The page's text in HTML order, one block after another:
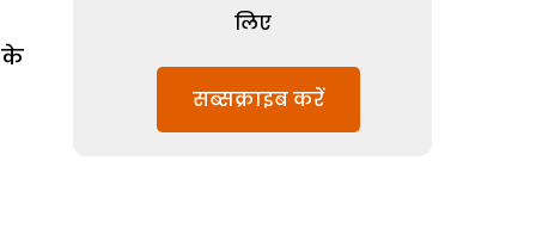
के
लिए
सब्सक्राइब करें